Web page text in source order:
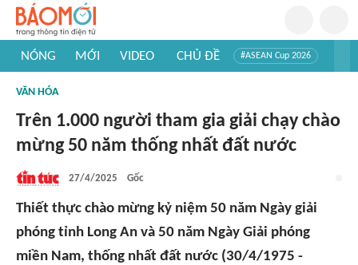
NÓNG MỚI VIDEO CHỦ ĐỀ #ASEAN Cup 2026
#Khám phá thế giới
VĂN HÓA
Trên 1.000 người tham gia giải chạy chào
mừng 50 năm thống nhất đất nước
27/4/2025 Gốc
Thiết thực chào mừng kỷ niệm 50 năm Ngày giải
phóng tỉnh Long An và 50 năm Ngày Giải phóng
miền Nam, thống nhất đất nước (30/4/1975 -